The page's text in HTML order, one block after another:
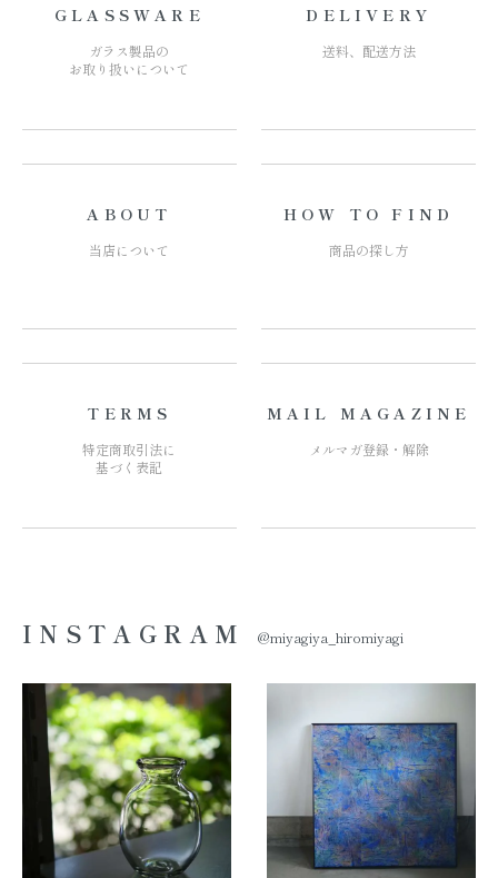
GLASSWARE
ガラス製品の
お取り扱いについて
DELIVERY
送料、配送方法
ABOUT
当店について
HOW TO FIND
商品の探し方
TERMS
特定商取引法に
基づく表記
MAIL MAGAZINE
メルマガ登録・解除
INSTAGRAM @miyagiya_hiromiyagi